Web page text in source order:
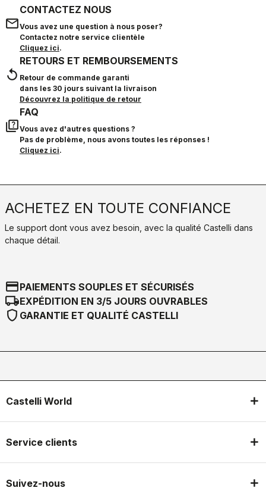
email
CONTACTEZ NOUS
Vous avez une question à nous poser?
Contactez notre service clientèle
Cliquez ici.
replay
RETOURS ET REMBOURSEMENTS
Retour de commande garanti
dans les 30 jours suivant la livraison
Découvrez la politique de retour
quiz
FAQ
Vous avez d'autres questions ?
Pas de problème, nous avons toutes les réponses !
Cliquez ici.
ACHETEZ EN TOUTE CONFIANCE
Le support dont vous avez besoin, avec la qualité Castelli dans
chaque détail.
credit_cardPAIEMENTS SOUPLES ET SÉCURISÉS
local_shippingEXPÉDITION EN 3/5 JOURS OUVRABLES
shield GARANTIE ET QUALITÉ CASTELLI
Castelli World
Service clients
Suivez-nous